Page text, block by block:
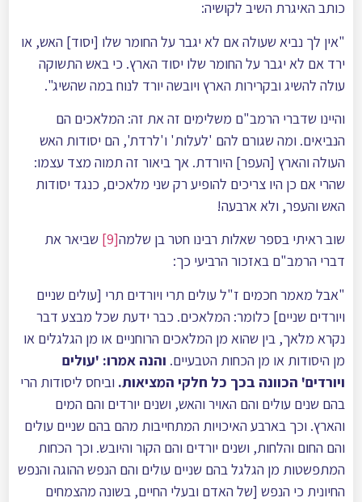
כותב האיגרת השיב לקושיה:
"אין לך נביא שעולה אם לא יגבר על החומר שלו [יסוד] האש, או
ירד אם לא יגבר על החומר שלו יסוד הארץ. כי באש התשוקה
עולה להשיג ובקרירות הארץ ויובשה יורד לנוח במה שהשיג".
והיינו שדברי הרמב"ם משלימים זה את זה: המלאכים הם
הנביאים. ומה שגורם להם 'לעלות' ו'לרדת', הם יסודות האש
העולה והארץ [העפר] היורדת. אך ביאור זה תמוה מצד עצמו:
שהרי אם כן היו צריכים להופיע רק שני מלאכים, כנגד יסודות
האש והעפר, ולא ארבעה!
שוב ראיתי בספר שאלות רבינו חטר בן שלמה[9]
שביאר את
דברי הרמב"ם באזכור הרביעי כך:
"אבל מאמר חכמים ז"ל עולים תרי ויורדים תרי [עולים שניים
ויורדים שניים] כלומר: המלאכים. כבר ידעת שכל מבצע דבר
נקרא מלאך, בין שהוא מן המלאכים הרוחניים או מן הגלגלים או
מן היסודות או מן הכחות הטבעיים. והנה אמרו: 'עולים
ויורדים' הכוונה בכך כל חלקי המציאות. וביחס ליסודות הרי
בהם שנים עולים והם האויר והאש, ושנים יורדים והם המים
והארץ. וכך בארבע האיכויות המתחייבות מהם בהם שניים עולים
והם החום והלחות, ושנים יורדים והם הקור והיובש. וכך הכֺחות
המתפשטות מן הגלגל בהם שניים עולים והם הנפש ההוגה והנפש
החיונית כי הנפש [של האדם ובעלי החיים, בשונה מהצמחים